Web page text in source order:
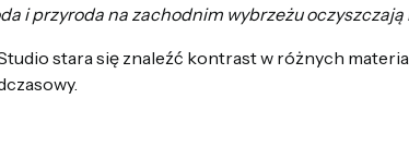
i przyroda na zachodnim wybrzeżu oczyszczają
stara się znaleźć kontrast w różnych